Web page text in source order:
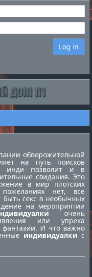
Log in
обворожительной
на путь поисков
инди позволит и в
свидания. Это
в мир плотских
нет, все
быть секс в необычных
на мероприятии
очень
или упрека
И что важно
индивидуалки с